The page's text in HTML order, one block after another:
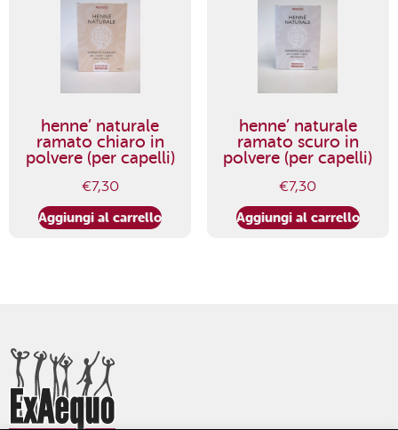
henne’ naturale
ramato chiaro in
polvere (per capelli)
€7,30
Aggiungi al carrello
henne’ naturale
ramato scuro in
polvere (per capelli)
€7,30
Aggiungi al carrello